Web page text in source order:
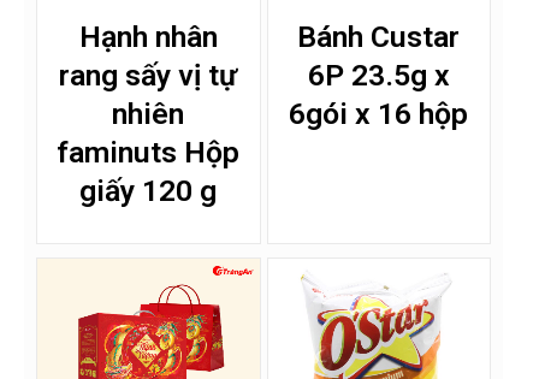
Hạnh nhân
rang sấy vị tự
nhiên
faminuts Hộp
giấy 120 g
Bánh Custar
6P 23.5g x
6gói x 16 hộp